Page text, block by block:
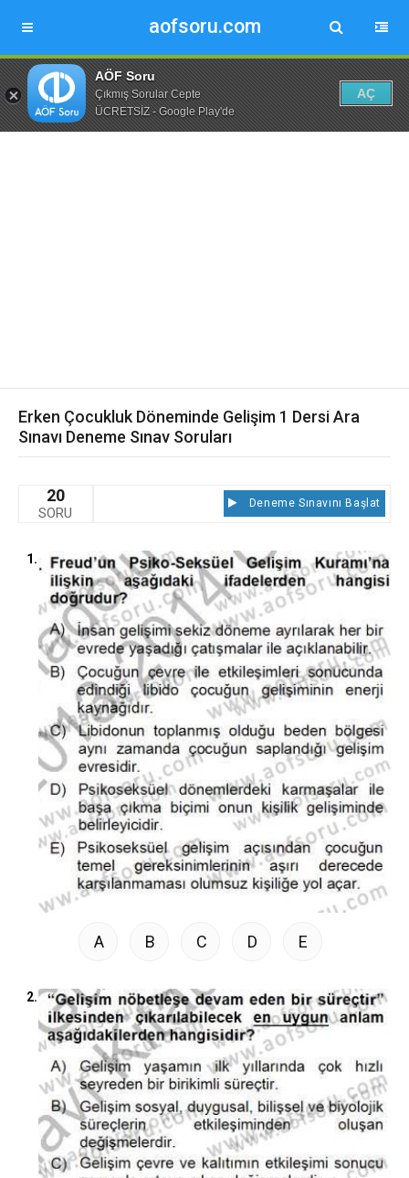
aofsoru.com
AÖF Soru
Çıkmış Sorular Cepte
ÜCRETSİZ - Google Play'de
AÇ
Erken Çocukluk Döneminde Gelişim 1 Dersi Ara
Sınavı Deneme Sınav Soruları
20
SORU
Deneme Sınavını Başlat
1.
A B C D E
2.